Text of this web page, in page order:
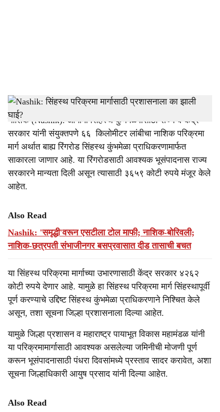
h
a
r
e
Simhastha Maha Kumbh Mela, nashik-Tendernama
नाशिक (Nashik): आगामी सिंहस्थ कुंभमेळ्यासाठी राज्य व केंद्र
सरकार यांनी संयुक्तपणे ६६ किलोमीटर लांबीचा नाशिक परिक्रमा
मार्ग अर्थात बाह्य रिंगरोड सिंहस्थ कुंभमेळा प्राधिकरणामार्फत
साकारला जाणार आहे. या रिंगरोडसाठी आवश्यक भूसंपादनास राज्य
सरकारने मान्यता दिली असून त्यासाठी ३६५९ कोटी रुपये मंजूर केले
आहेत.
Also Read
Nashik: 'समृद्धी'वरून एसटीला टोल माफी; नाशिक-बोरिवली;
नाशिक-छत्रपती संभाजीनगर बसप्रवासात दीड तासाची बचत
या सिंहस्थ परिक्रमा मार्गाच्या उभारणासाठी केंद्र सरकार ४२६२
कोटी रुपये देणार आहे. यामुळे हा सिंहस्थ परिक्रमा मार्ग सिंहस्थापूर्वी
पूर्ण करण्याचे उद्दिष्ट सिंहस्थ कुंभमेळा प्राधिकरणाने निश्चित केले
असून, तशा सूचना जिल्हा प्रशासनाला दिल्या आहेत.
यामुळे जिल्हा प्रशासन व महाराष्ट्र पायाभूत विकास महामंडळ यांनी
या परिक्रमामार्गासाठी आवश्यक असलेल्या जमिनीची मोजणी पूर्ण
करून भूसंपादनासाठी पंधरा दिवसांमध्ये प्रस्ताव सादर करावेत, अशा
सूचना जिल्हाधिकारी आयुष प्रसाद यांनी दिल्या आहेत.
Also Read